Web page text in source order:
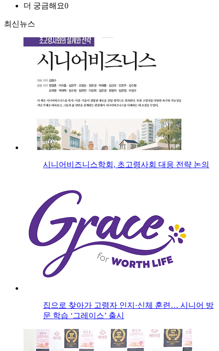
더 궁금해요0
최신뉴스
시니어비즈니스학회, 초고령사회 대응 전략 논의
집으로 찾아가 고령자 인지·신체 훈련… 시니어 방
문 학습 ‘그레이스’ 출시